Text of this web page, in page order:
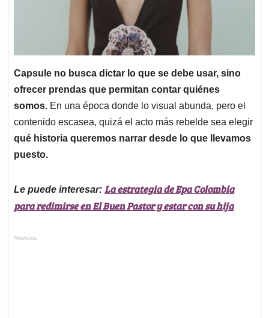
Capsule no busca dictar lo que se debe usar, sino
ofrecer prendas que permitan contar quiénes
somos. En una época donde lo visual abunda, pero el
contenido escasea, quizá el acto más rebelde sea elegir
qué historia queremos narrar desde lo que llevamos
puesto.
Le puede interesar: La estrategia de Epa Colombia
para redimirse en El Buen Pastor y estar con su hija
Anuncios.